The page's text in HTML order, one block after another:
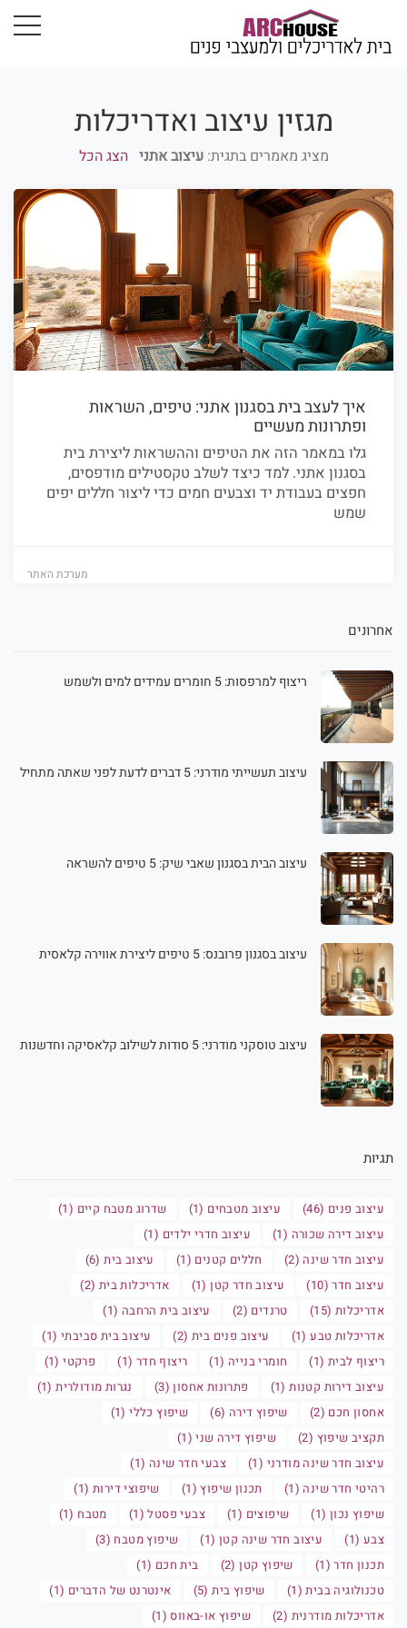
מגזין עיצוב ואדריכלות
מציג מאמרים בתגית:עיצוב אתני הצג הכל
איך לעצב בית בסגנון אתני: טיפים, השראות
ופתרונות מעשיים
גלו במאמר הזה את הטיפים וההשראות ליצירת בית
בסגנון אתני. למד כיצד לשלב טקסטילים מודפסים,
חפצים בעבודת יד וצבעים חמים כדי ליצור חללים יפים
שמש
מערכת האתר
אחרונים
ריצוף למרפסות: 5 חומרים עמידים למים ולשמש
עיצוב תעשייתי מודרני: 5 דברים לדעת לפני שאתה מתחיל
עיצוב הבית בסגנון שאבי שיק: 5 טיפים להשראה
עיצוב בסגנון פרובנס: 5 טיפים ליצירת אווירה קלאסית
עיצוב טוסקני מודרני: 5 סודות לשילוב קלאסיקה וחדשנות
תגיות
עיצוב פנים (46) עיצוב מטבחים (1)
שדרוג מטבח קיים (1)
עיצוב דירה שכורה (1)
עיצוב חדרי ילדים (1)
עיצוב חדר שינה (2)
חללים קטנים (1)
עיצוב בית (6)
עיצוב חדר (10)
עיצוב חדר קטן (1)
אדריכלות בית (2)
אדריכלות (15)
טרנדים (2)
עיצוב בית הרחבה (1)
אדריכלות טבע (1)
עיצוב פנים בית (2)
עיצוב בית סביבתי (1)
ריצוף לבית (1)
חומרי בנייה (1) ריצוף חדר (1)
פרקטי (1)
עיצוב דירות קטנות (1)
פתרונות אחסון (3)
נגרות מודולרית (1)
אחסון חכם (2)
שיפוץ דירה (6)
שיפוץ כללי (1)
תקציב שיפוץ (2)
שיפוץ דירה שני (1)
עיצוב חדר שינה מודרני (1)
צבעי חדר שינה (1)
רהיטי חדר שינה (1)
תכנון שיפוץ (1)
שיפוצי דירות (1)
שיפוץ נכון (1)
שיפוצים (1) צבעי פסטל (1)
מטבח (1)
צבע (1)
עיצוב חדר שינה קטן (1)
שיפוץ מטבח (3)
תכנון חדר (1)
שיפוץ קטן (2)
בית חכם (1)
טכנולוגיה בבית (1)
שיפוץ בית (5)
אינטרנט של הדברים (1)
אדריכלות מודרנית (2)
שיפוץ או-באווס (1)